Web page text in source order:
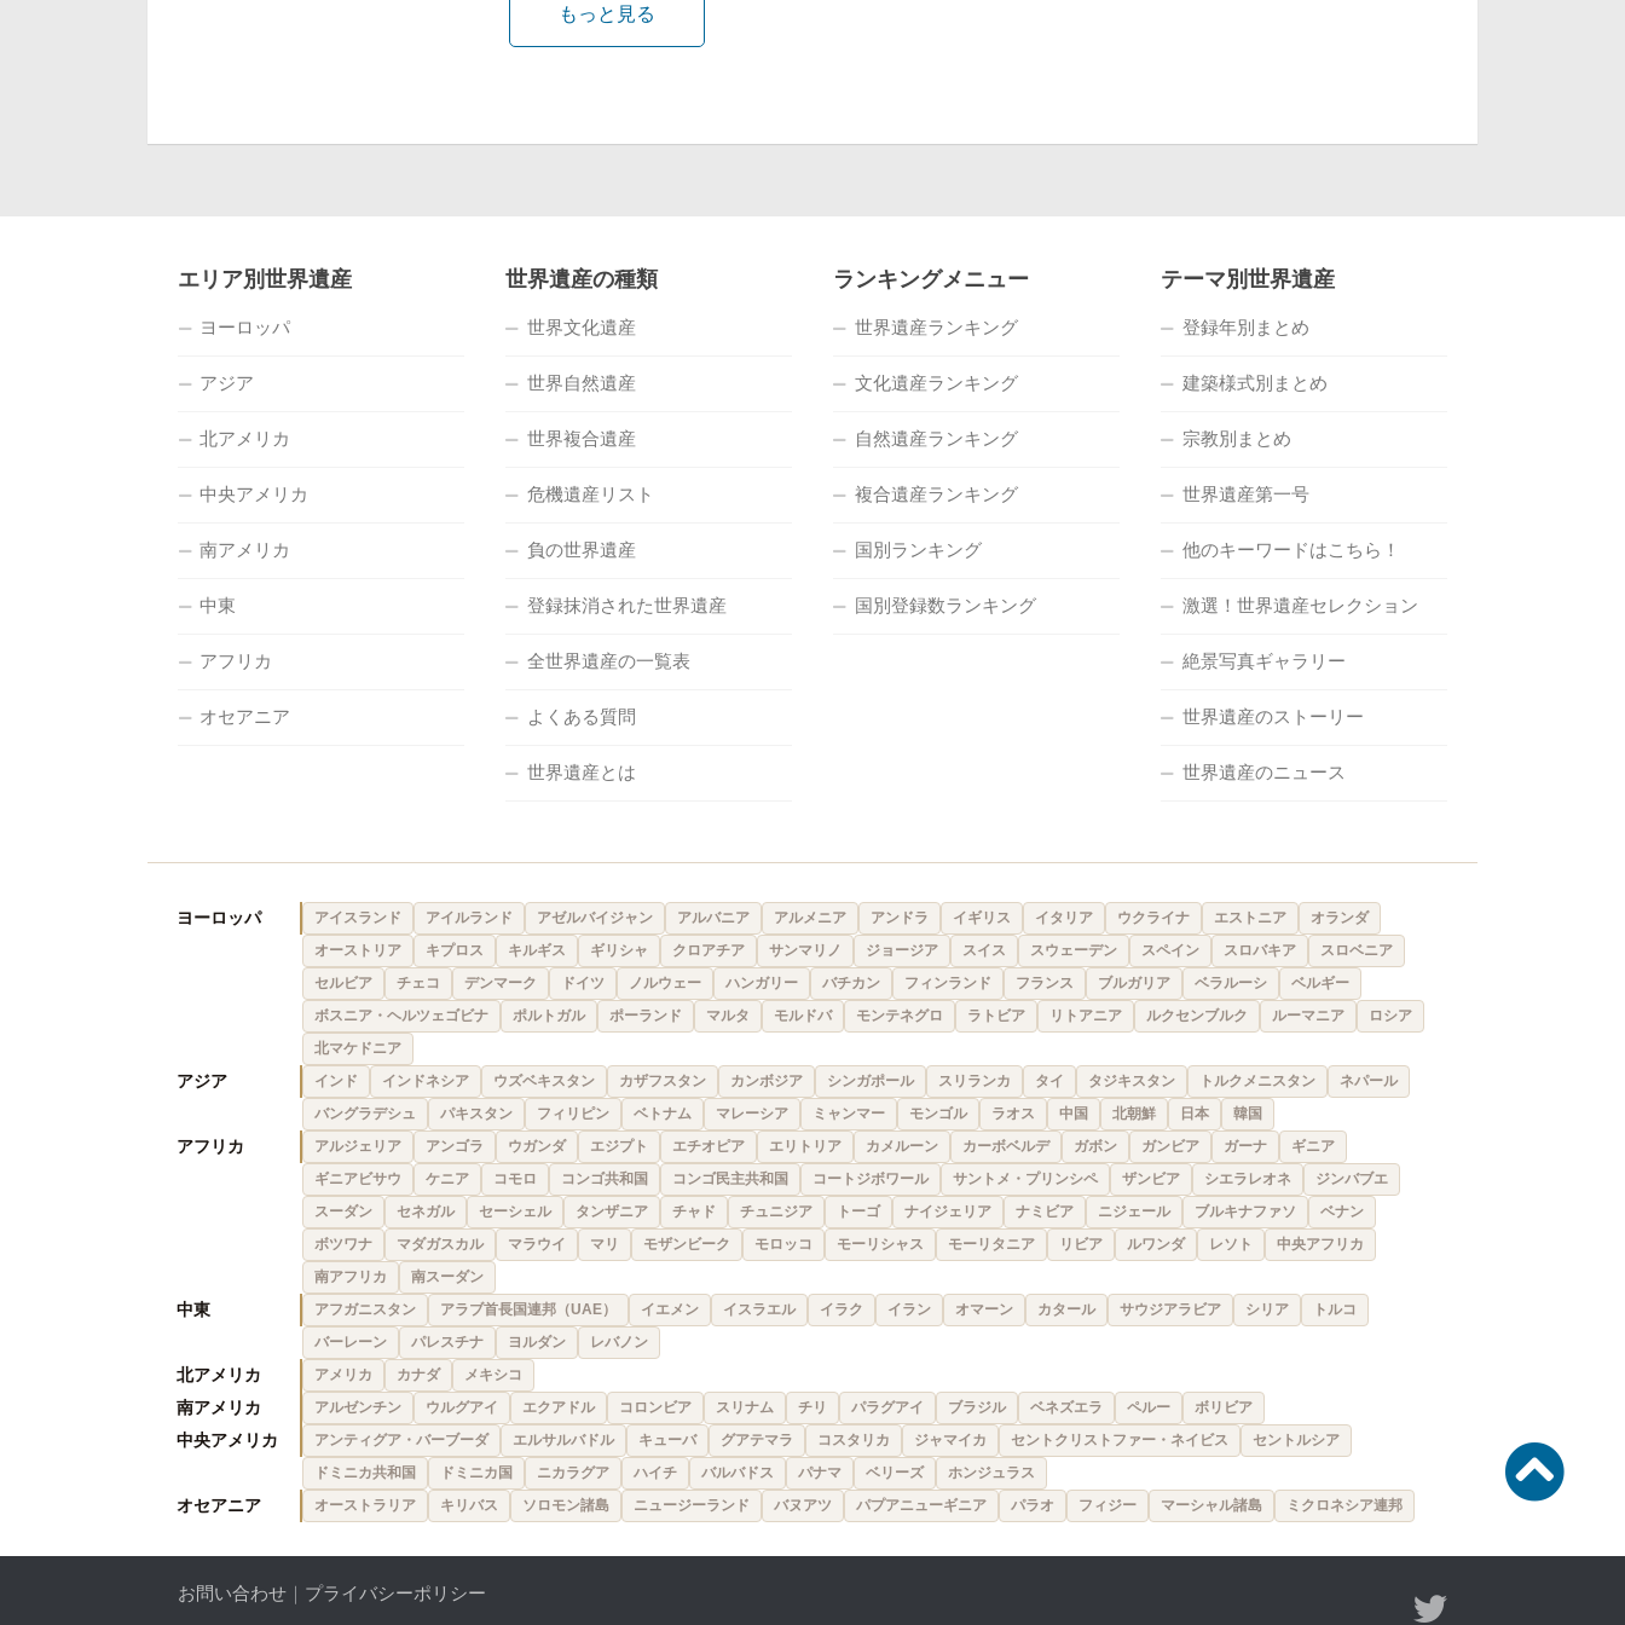
もっと見る
エリア別世界遺産
ヨーロッパ
アジア
北アメリカ
中央アメリカ
南アメリカ
中東
アフリカ
オセアニア
世界遺産の種類
世界文化遺産
世界自然遺産
世界複合遺産
危機遺産リスト
負の世界遺産
登録抹消された世界遺産
全世界遺産の一覧表
よくある質問
世界遺産とは
ランキングメニュー
世界遺産ランキング
文化遺産ランキング
自然遺産ランキング
複合遺産ランキング
国別ランキング
国別登録数ランキング
テーマ別世界遺産
登録年別まとめ
建築様式別まとめ
宗教別まとめ
世界遺産第一号
他のキーワードはこちら！
激選！世界遺産セレクション
絶景写真ギャラリー
世界遺産のストーリー
世界遺産のニュース
ヨーロッパ アイスランド アイルランド アゼルバイジャン アルバニア アルメニア アンドラ イギリス イタリア ウクライナ エストニア
オランダ
オーストリア
キプロス キルギス ギリシャ クロアチア サンマリノ ジョージア スイス スウェーデン スペイン スロバキア
スロベニア
セルビア
チェコ デンマーク ドイツ ノルウェー ハンガリー バチカン フィンランド フランス ブルガリア ベラルーシ
ベルギー
ボスニア・ヘルツェゴビナ
ポルトガル ポーランド マルタ モルドバ モンテネグロ ラトビア リトアニア ルクセンブルク ルーマニア
ロシア
北マケドニア
アジア インド インドネシア ウズベキスタン カザフスタン カンボジア シンガポール スリランカ タイ タジキスタン トルクメニスタン
ネパール
バングラデシュ
パキスタン フィリピン ベトナム マレーシア ミャンマー モンゴル ラオス 中国 北朝鮮 日本 韓国
アフリカ アルジェリア アンゴラ ウガンダ エジプト エチオピア エリトリア カメルーン カーボベルデ ガボン ガンビア ガーナ
ギニア
ギニアビサウ
ケニア コモロ コンゴ共和国 コンゴ民主共和国 コートジボワール サントメ・プリンシペ ザンビア シエラレオネ
ジンバブエ
スーダン
セネガル セーシェル タンザニア チャド チュニジア トーゴ ナイジェリア ナミビア ニジェール ブルキナファソ
ベナン
ボツワナ
マダガスカル マラウイ マリ モザンビーク モロッコ モーリシャス モーリタニア リビア ルワンダ レソト
中央アフリカ
南アフリカ
南スーダン
中東 アフガニスタン アラブ首長国連邦（UAE） イエメン イスラエル イラク イラン オマーン カタール サウジアラビア シリア
トルコ
バーレーン
パレスチナ ヨルダン レバノン
北アメリカ アメリカ カナダ メキシコ
南アメリカ アルゼンチン ウルグアイ エクアドル コロンビア スリナム チリ パラグアイ ブラジル ベネズエラ ペルー ボリビア
中央アメリカ アンティグア・バーブーダ エルサルバドル キューバ グアテマラ コスタリカ ジャマイカ セントクリストファー・ネイビス
セントルシア
ドミニカ共和国
ドミニカ国 ニカラグア ハイチ バルバドス パナマ ベリーズ ホンジュラス
オセアニア オーストラリア キリバス ソロモン諸島 ニュージーランド バヌアツ パプアニューギニア パラオ フィジー マーシャル諸島 ミクロネシア連邦
お問い合わせ ｜ プライバシーポリシー